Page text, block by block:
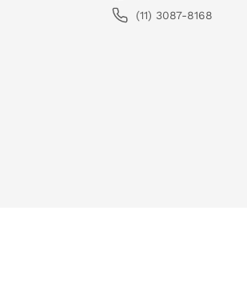
(11) 3087-8168